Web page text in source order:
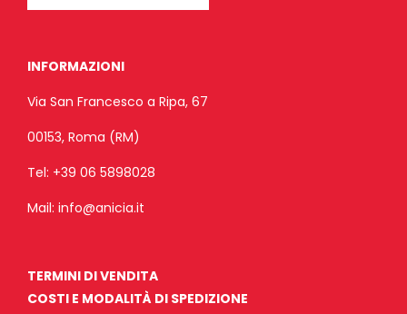
INFORMAZIONI
Via San Francesco a Ripa, 67
00153, Roma (RM)
Tel: +39 06 5898028
Mail: info@anicia.it
TERMINI DI VENDITA
COSTI E MODALITÀ DI SPEDIZIONE